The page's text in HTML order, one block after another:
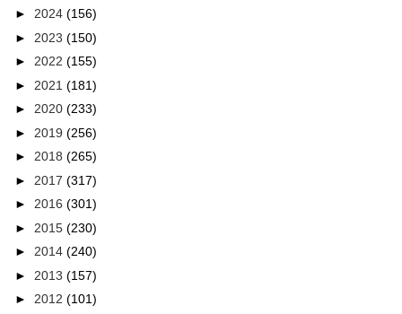
► 2024 (156)
► 2023 (150)
► 2022 (155)
► 2021 (181)
► 2020 (233)
► 2019 (256)
► 2018 (265)
► 2017 (317)
► 2016 (301)
► 2015 (230)
► 2014 (240)
► 2013 (157)
► 2012 (101)